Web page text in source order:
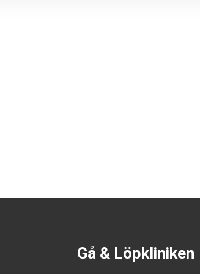
Gå & Löpkliniken